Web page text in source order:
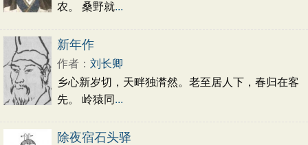
农。 桑野就...
新年作
作者： 刘长卿
乡心新岁切，天畔独潸然。老至居人下，春归在客
先。 岭猿同 ...
除夜宿石头驿